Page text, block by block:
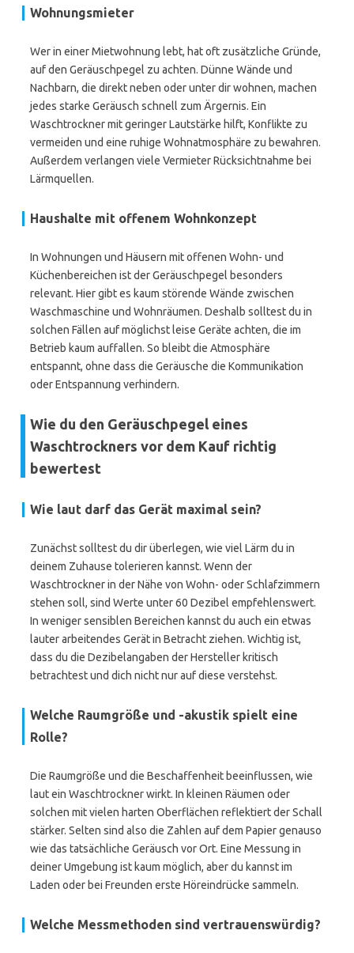
Wohnungsmieter
Wer in einer Mietwohnung lebt, hat oft zusätzliche Gründe,
auf den Geräuschpegel zu achten. Dünne Wände und
Nachbarn, die direkt neben oder unter dir wohnen, machen
jedes starke Geräusch schnell zum Ärgernis. Ein
Waschtrockner mit geringer Lautstärke hilft, Konflikte zu
vermeiden und eine ruhige Wohnatmosphäre zu bewahren.
Außerdem verlangen viele Vermieter Rücksichtnahme bei
Lärmquellen.
Haushalte mit offenem Wohnkonzept
In Wohnungen und Häusern mit offenen Wohn- und
Küchenbereichen ist der Geräuschpegel besonders
relevant. Hier gibt es kaum störende Wände zwischen
Waschmaschine und Wohnräumen. Deshalb solltest du in
solchen Fällen auf möglichst leise Geräte achten, die im
Betrieb kaum auffallen. So bleibt die Atmosphäre
entspannt, ohne dass die Geräusche die Kommunikation
oder Entspannung verhindern.
Wie du den Geräuschpegel eines
Waschtrockners vor dem Kauf richtig
bewertest
Wie laut darf das Gerät maximal sein?
Zunächst solltest du dir überlegen, wie viel Lärm du in
deinem Zuhause tolerieren kannst. Wenn der
Waschtrockner in der Nähe von Wohn- oder Schlafzimmern
stehen soll, sind Werte unter 60 Dezibel empfehlenswert.
In weniger sensiblen Bereichen kannst du auch ein etwas
lauter arbeitendes Gerät in Betracht ziehen. Wichtig ist,
dass du die Dezibelangaben der Hersteller kritisch
betrachtest und dich nicht nur auf diese verstehst.
Welche Raumgröße und -akustik spielt eine
Rolle?
Die Raumgröße und die Beschaffenheit beeinflussen, wie
laut ein Waschtrockner wirkt. In kleinen Räumen oder
solchen mit vielen harten Oberflächen reflektiert der Schall
stärker. Selten sind also die Zahlen auf dem Papier genauso
wie das tatsächliche Geräusch vor Ort. Eine Messung in
deiner Umgebung ist kaum möglich, aber du kannst im
Laden oder bei Freunden erste Höreindrücke sammeln.
Welche Messmethoden sind vertrauenswürdig?